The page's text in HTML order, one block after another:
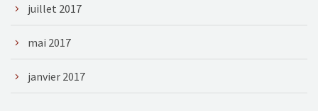
juillet 2017
mai 2017
janvier 2017